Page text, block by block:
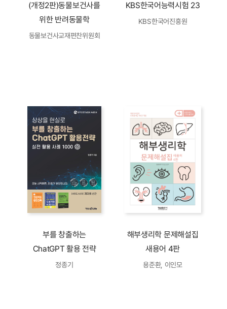
(개정2판)동물보건사를
위한 반려동물학
동물보건사교재편찬위원회
KBS한국어능력시험 23
KBS한국어진흥원
부를 창출하는
ChatGPT 활용 전략
정종기
해부생리학 문제해설집
새용어 4판
용준환, 이인모